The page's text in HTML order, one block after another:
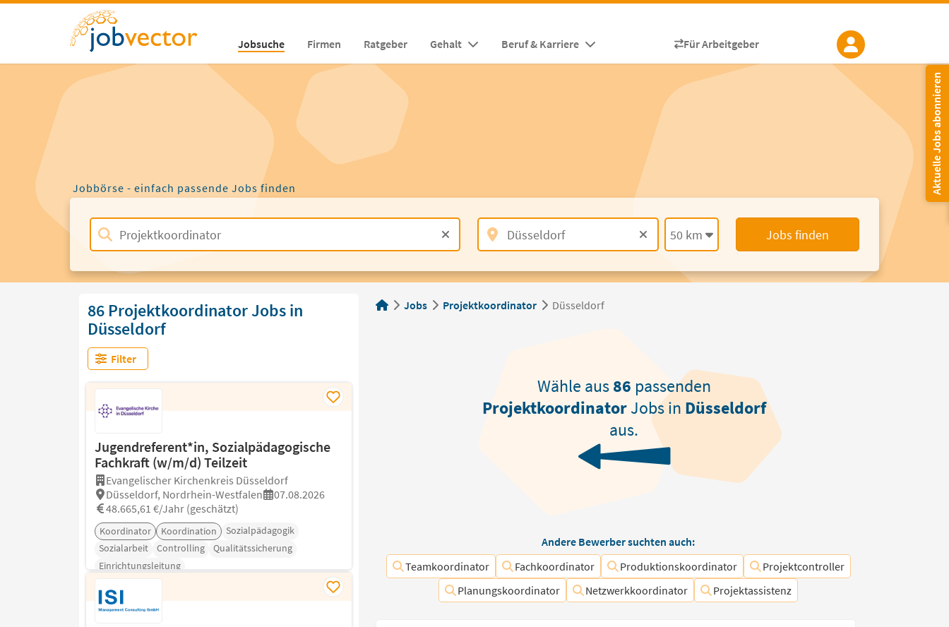
Jobsuche Firmen Ratgeber Gehalt Beruf & Karriere Für Arbeitgeber
Aktuelle Jobs abonnieren
Jobbörse - einfach passende Jobs finden
50 km Jobs finden
86 Projektkoordinator Jobs in
Düsseldorf
Filter
Jugendreferent*in, Sozialpädagogische
Fachkraft (w/m/d) Teilzeit
Evangelischer Kirchenkreis Düsseldorf
Düsseldorf, Nordrhein-Westfalen
07.08.2026
48.665,61 €/Jahr (geschätzt)
Koordinator Koordination
Sozialpädagogik
Sozialarbeit
Controlling
Qualitätssicherung
Einrichtungsleitung
Jobs Projektkoordinator Düsseldorf
Wähle aus86 passenden
ProjektkoordinatorJobs in Düsseldorf
aus.
Andere Bewerber suchten auch:
Teamkoordinator
Fachkoordinator Produktionskoordinator
Projektcontroller
Planungskoordinator
Netzwerkkoordinator Projektassistenz